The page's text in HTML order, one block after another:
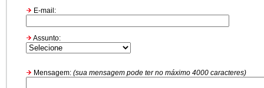
E-mail:
Assunto:
Mensagem: (sua mensagem pode ter no máximo 4000 caracteres)